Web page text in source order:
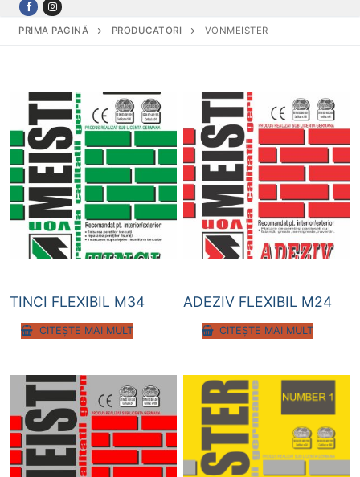
PRIMA PAGINĂ PRODUCATORI VONMEISTER
TINCI FLEXIBIL M34
CITEȘTE MAI MULT
ADEZIV FLEXIBIL M24
CITEȘTE MAI MULT